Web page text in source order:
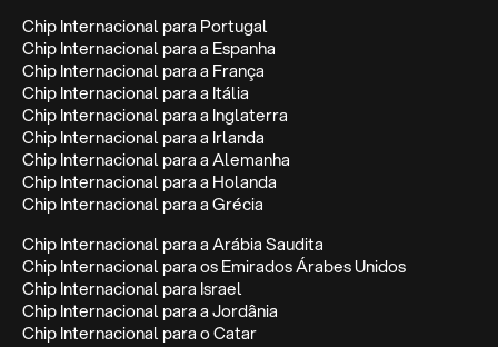
Chip Internacional para Portugal
Chip Internacional para a Espanha
Chip Internacional para a França
Chip Internacional para a Itália
Chip Internacional para a Inglaterra
Chip Internacional para a Irlanda
Chip Internacional para a Alemanha
Chip Internacional para a Holanda
Chip Internacional para a Grécia
Chip Internacional para a Arábia Saudita
Chip Internacional para os Emirados Árabes Unidos
Chip Internacional para Israel
Chip Internacional para a Jordânia
Chip Internacional para o Catar